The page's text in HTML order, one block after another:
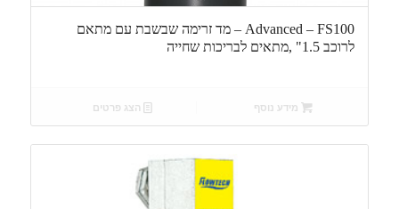
Advanced – FS100 – מד זרימה שבשבת עם מתאם
לרוכב 1.5" ,מתאים לבריכות שחייה
מידע נוסף הצג פרטים